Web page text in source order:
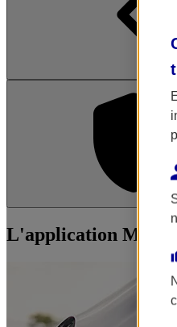
L'application Mon